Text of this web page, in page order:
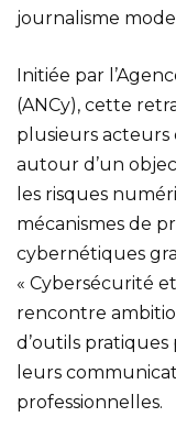
journalisme
Initiée par
(ANCy), cette
plusieurs acteurs
autour d’un
les risques
mécanismes de
cybernétiques
« Cybersécurité
rencontre
d’outils
leurs
professionnelles.